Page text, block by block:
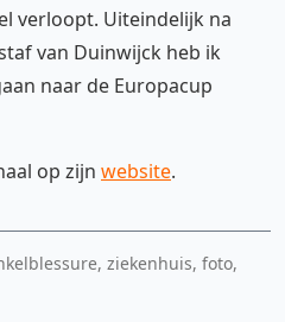
verloopt. Uiteindelijk na
van Duinwijck heb ik
naar de Europacup
op zijn website.
ziekenhuis, foto,